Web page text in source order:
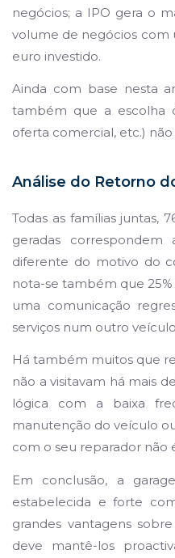
negócios; a IPO gera o
volume de negócios com
euro investido.
Ainda com base nesta
também que a escolha
oferta comercial, etc.) não
Análise do Retorno
Todas as famílias juntas,
geradas
diferente do motivo do
nota-se também que
uma comunicação
serviços num outro
Há também muitos que
não a visitavam há mais
lógica com a baixa
manutenção do veículo
com o seu reparador não
Em conclusão, a
estabelecida e forte
grandes vantagens
deve mantê-los